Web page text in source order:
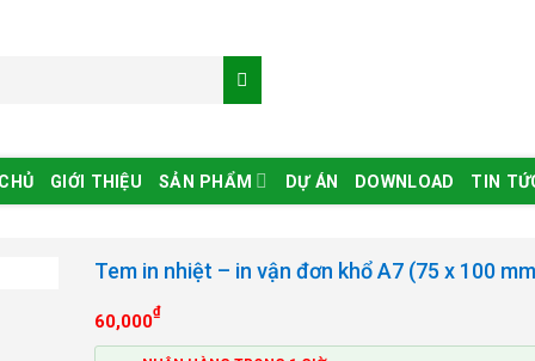
GIỚI THIỆU SẢN PHẨM DỰ ÁN DOWNLOAD TIN
Tem in nhiệt – in vận đơn khổ A7 (75 x 100
60,000₫